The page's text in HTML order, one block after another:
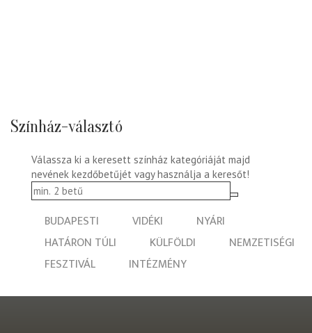
Színház-választó
Válassza ki a keresett színház kategóriáját majd
nevének kezdőbetűjét vagy használja a keresőt!
BUDAPESTI VIDÉKI
NYÁRI
HATÁRON TÚLI
KÜLFÖLDI
NEMZETISÉGI
FESZTIVÁL
INTÉZMÉNY